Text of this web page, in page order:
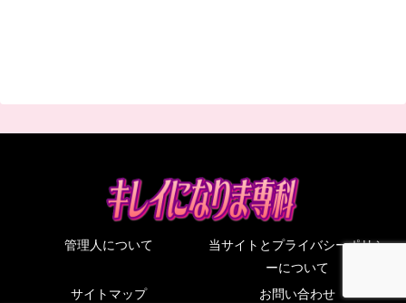
管理人について
当サイトとプライバシーポリシ
ーについて
サイトマップ
お問い合わせ